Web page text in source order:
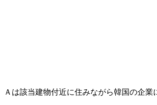
Ａは該当建物付近に住みながら韓国の企